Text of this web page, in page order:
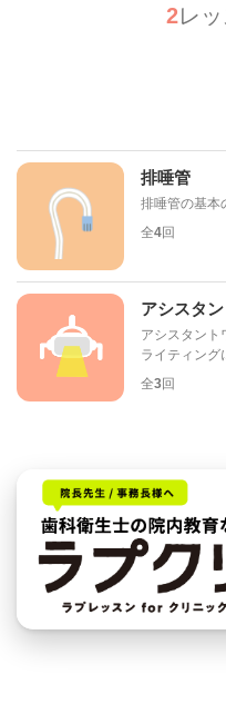
2レ
排唾管
排唾管の基本
全4回
アシスタ
アシスタント
ライティング
全3回